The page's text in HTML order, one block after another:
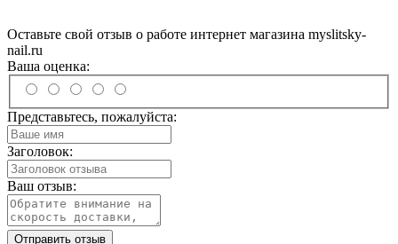
Оставьте свой отзыв о работе интернет магазина myslitsky-
nail.ru
Ваша оценка:
Представьтесь, пожалуйста:
Заголовок:
Ваш отзыв:
Отправить отзыв